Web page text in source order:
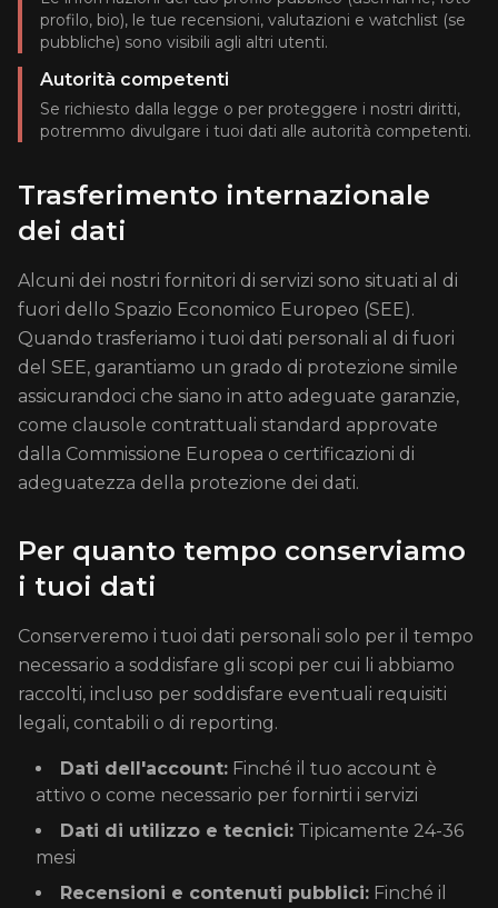
profilo, bio), le tue recensioni, valutazioni e watchlist (se
pubbliche) sono visibili agli altri utenti.
Autorità competenti
Se richiesto dalla legge o per proteggere i nostri diritti,
potremmo divulgare i tuoi dati alle autorità competenti.
Trasferimento internazionale
dei dati
Alcuni dei nostri fornitori di servizi sono situati al di
fuori dello Spazio Economico Europeo (SEE).
Quando trasferiamo i tuoi dati personali al di fuori
del SEE, garantiamo un grado di protezione simile
assicurandoci che siano in atto adeguate garanzie,
come clausole contrattuali standard approvate
dalla Commissione Europea o certificazioni di
adeguatezza della protezione dei dati.
Per quanto tempo conserviamo
i tuoi dati
Conserveremo i tuoi dati personali solo per il tempo
necessario a soddisfare gli scopi per cui li abbiamo
raccolti, incluso per soddisfare eventuali requisiti
legali, contabili o di reporting.
Dati dell'account: Finché il tuo account è
attivo o come necessario per fornirti i servizi
Dati di utilizzo e tecnici: Tipicamente 24-36
mesi
Recensioni e contenuti pubblici: Finché il